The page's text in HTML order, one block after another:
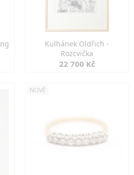
Kulhánek Oldřich -
Rozcvička
22 700 Kč
NOVÉ